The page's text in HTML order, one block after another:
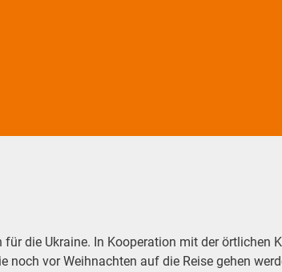
die Ukraine. In Kooperation mit der
vor Weihnachten auf die Reise gehen